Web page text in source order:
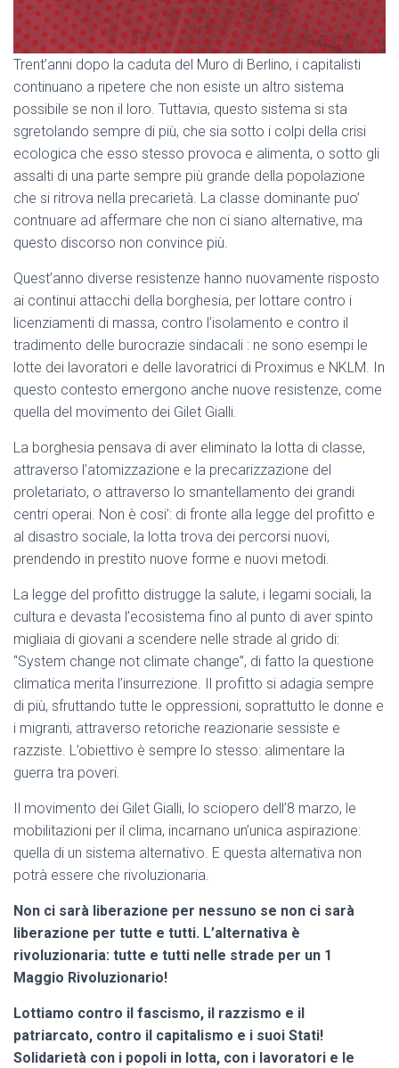
Trent’anni dopo la caduta del Muro di Berlino, i capitalisti
continuano a ripetere che non esiste un altro sistema
possibile se non il loro. Tuttavia, questo sistema si sta
sgretolando sempre di più, che sia sotto i colpi della crisi
ecologica che esso stesso provoca e alimenta, o sotto gli
assalti di una parte sempre più grande della popolazione
che si ritrova nella precarietà. La classe dominante puo’
contnuare ad affermare che non ci siano alternative, ma
questo discorso non convince più.
Quest’anno diverse resistenze hanno nuovamente risposto
ai continui attacchi della borghesia, per lottare contro i
licenziamenti di massa, contro l’isolamento e contro il
tradimento delle burocrazie sindacali : ne sono esempi le
lotte dei lavoratori e delle lavoratrici di Proximus e NKLM. In
questo contesto emergono anche nuove resistenze, come
quella del movimento dei Gilet Gialli.
La borghesia pensava di aver eliminato la lotta di classe,
attraverso l’atomizzazione e la precarizzazione del
proletariato, o attraverso lo smantellamento dei grandi
centri operai. Non è cosi’: di fronte alla legge del profitto e
al disastro sociale, la lotta trova dei percorsi nuovi,
prendendo in prestito nuove forme e nuovi metodi.
La legge del profitto distrugge la salute, i legami sociali, la
cultura e devasta l’ecosistema fino al punto di aver spinto
migliaia di giovani a scendere nelle strade al grido di:
“System change not climate change”, di fatto la questione
climatica merita l’insurrezione. Il profitto si adagia sempre
di più, sfruttando tutte le oppressioni, soprattutto le donne e
i migranti, attraverso retoriche reazionarie sessiste e
razziste. L’obiettivo è sempre lo stesso: alimentare la
guerra tra poveri.
Il movimento dei Gilet Gialli, lo sciopero dell’8 marzo, le
mobilitazioni per il clima, incarnano un’unica aspirazione:
quella di un sistema alternativo. E questa alternativa non
potrà essere che rivoluzionaria.
Non ci sarà liberazione per nessuno se non ci sarà
liberazione per tutte e tutti. L’alternativa è
rivoluzionaria: tutte e tutti nelle strade per un 1
Maggio Rivoluzionario!
Lottiamo contro il fascismo, il razzismo e il
patriarcato, contro il capitalismo e i suoi Stati!
Solidarietà con i popoli in lotta, con i lavoratori e le